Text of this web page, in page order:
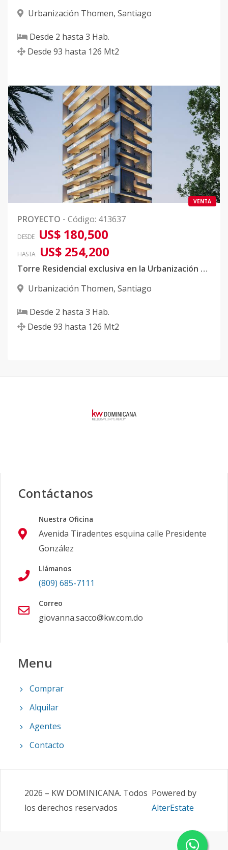
Urbanización Thomen, Santiago
Desde 2 hasta 3 Hab.
Desde 93 hasta 126 Mt2
VENTA
PROYECTO - Código: 413637
DESDE US$ 180,500
HASTA US$ 254,200
Torre Residencial exclusiva en la Urbanización Thomen
Urbanización Thomen, Santiago
Desde 2 hasta 3 Hab.
Desde 93 hasta 126 Mt2
Contáctanos
Nuestra Oficina
Avenida Tiradentes esquina calle Presidente
González
Llámanos
(809) 685-7111
Correo
giovanna.sacco@kw.com.do
Menu
Comprar
Alquilar
Agentes
Contacto
2026 – KW DOMINICANA. Todos
los derechos reservados
Powered by
AlterEstate